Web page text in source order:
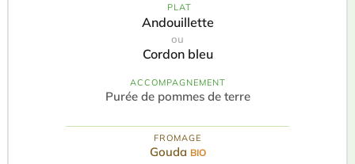
️ PLAT
Andouillette
ou
Cordon bleu
ACCOMPAGNEMENT
Purée de pommes de terre
FROMAGE
Gouda BIO